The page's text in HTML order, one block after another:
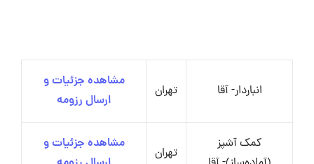
انباردار- آقا تهران
مشاهده جزئیات و
ارسال رزومه
کمک آشپز
تهران
مشاهده جزئیات و